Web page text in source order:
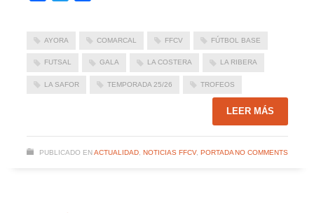
AYORA COMARCAL FFCV FÚTBOL BASE
FUTSAL GALA LA COSTERA LA RIBERA
LA SAFOR TEMPORADA 25/26 TROFEOS
LEER MÁS
PUBLICADO EN ACTUALIDAD, NOTICIAS FFCV, PORTADANO COMMENTS